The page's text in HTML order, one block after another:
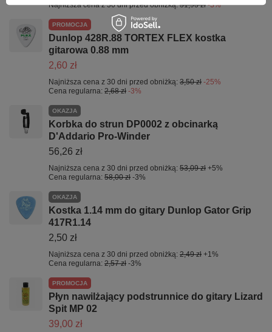
Najniższa cena z 30 dni przed obniżką:31,93 zł -3%
PROMOCJA
Dunlop 428R.88 TORTEX FLEX kostka
gitarowa 0.88 mm
2,60 zł
Najniższa cena z 30 dni przed obniżką: 3,50 zł -25%
Cena regularna: 2,68 zł -3%
OKAZJA
Korbka do strun DP0002 z obcinarką
D'Addario Pro-Winder
56,26 zł
Najniższa cena z 30 dni przed obniżką: 53,09 zł +5%
Cena regularna: 58,00 zł -3%
OKAZJA
Kostka 1.14 mm do gitary Dunlop Gator Grip
417R1.14
2,50 zł
Najniższa cena z 30 dni przed obniżką: 2,49 zł +1%
Cena regularna: 2,57 zł -3%
PROMOCJA
Płyn nawilżający podstrunnice do gitary Lizard
Spit MP 02
39,00 zł